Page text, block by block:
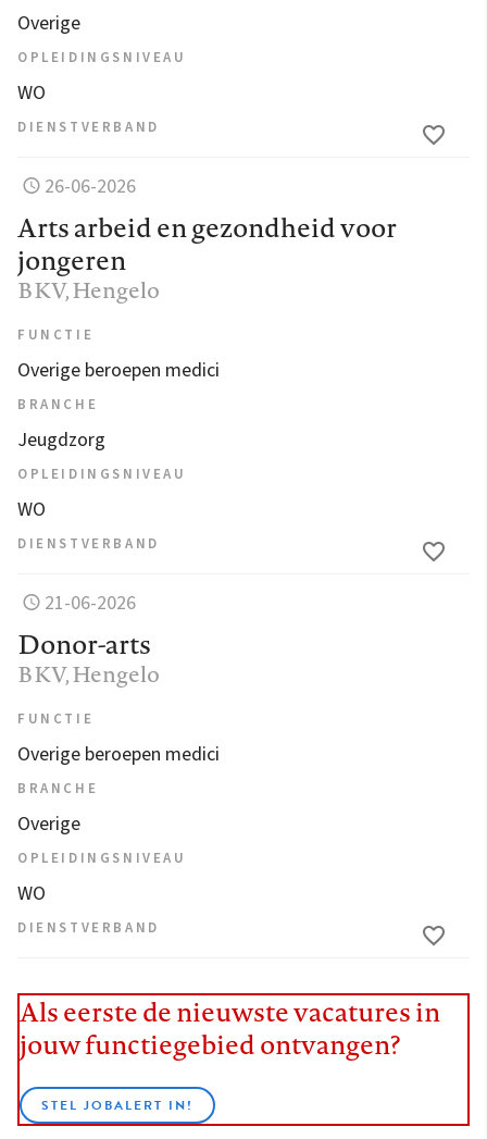
Overige
OPLEIDINGSNIVEAU
WO
DIENSTVERBAND
26-06-2026
Arts arbeid en gezondheid voor
jongeren
BKV, Hengelo
FUNCTIE
Overige beroepen medici
BRANCHE
Jeugdzorg
OPLEIDINGSNIVEAU
WO
DIENSTVERBAND
21-06-2026
Donor-arts
BKV, Hengelo
FUNCTIE
Overige beroepen medici
BRANCHE
Overige
OPLEIDINGSNIVEAU
WO
DIENSTVERBAND
Als eerste de nieuwste vacatures in
jouw functiegebied ontvangen?
STEL JOBALERT IN!